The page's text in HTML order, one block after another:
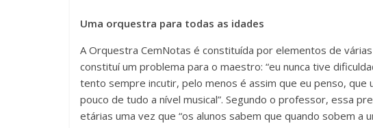
Uma orquestra para todas as idades
A Orquestra CemNotas é constituída por elementos de
constituí um problema para o maestro: “eu nunca tive
tento sempre incutir, pelo menos é assim que eu penso, que
pouco de tudo a nível musical”. Segundo o professor, essa
etárias uma vez que “os alunos sabem que quando sobem